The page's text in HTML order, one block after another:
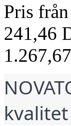
Pris från
241,46